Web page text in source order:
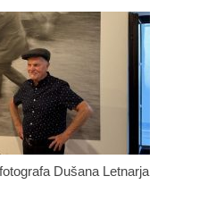
Dušana Letnarja